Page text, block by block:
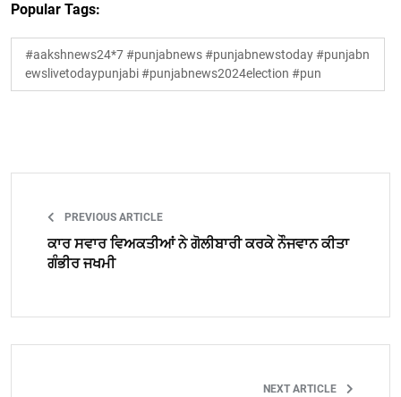
Popular Tags:
#aakshnews24*7 #punjabnews #punjabnewstoday #punjabn
ewslivetodaypunjabi #punjabnews2024election #pun
PREVIOUS ARTICLE
ਕਾਰ ਸਵਾਰ ਵਿਅਕਤੀਆਂ ਨੇ ਗੋਲੀਬਾਰੀ ਕਰਕੇ ਨੌਜਵਾਨ ਕੀਤਾ
ਗੰਭੀਰ ਜਖਮੀ
NEXT ARTICLE